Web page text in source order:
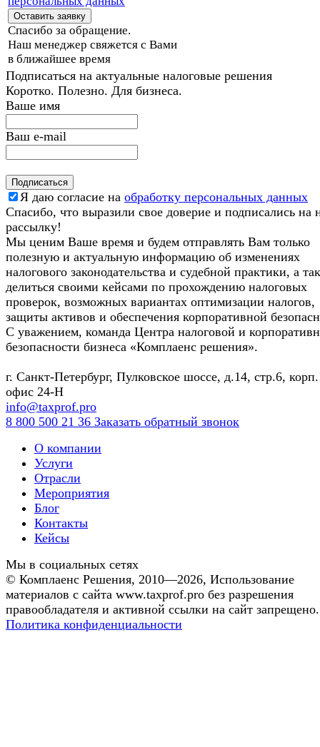
Спасибо за обращение.
Наш менеджер свяжется с Вами
в ближайшее время
Подписаться на актуальные налоговые решения
Коротко. Полезно. Для бизнеса.
Ваше имя
Ваш e-mail
Я даю согласие на обработку персональных данных
Спасибо, что выразили свое доверие и подписались на
рассылку!
Мы ценим Ваше время и будем отправлять Вам только
полезную и актуальную информацию об изменениях
налогового законодательства и судебной практики, а
делиться своими кейсами по прохождению налоговых
проверок, возможных вариантах оптимизации налогов,
защиты активов и обеспечения корпоративной
С уважением, команда Центра налоговой и
безопасности бизнеса «Комплаенс решения».
г. Санкт-Петербург, Пулковское шоссе, д.14, стр.6,
офис 24-Н
info@taxprof.pro
8 800 500 21 36 Заказать обратный звонок
О компании
Услуги
Отрасли
Мероприятия
Блог
Контакты
Кейсы
Мы в социальных сетях
© Комплаенс Решения, 2010—2026, Использование
материалов с сайта www.taxprof.pro без разрешения
правообладателя и активной ссылки на сайт запрещено.
Политика конфиденциальности